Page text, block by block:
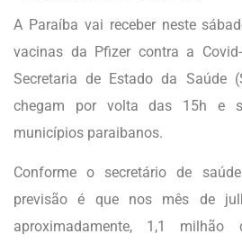
A Paraíba vai receber neste
vacinas da Pfizer contra a
Secretaria de Estado da Saúde
chegam por volta das 15h e
municípios paraibanos.
Conforme o secretário de
previsão é que nos mês de
aproximadamente, 1,1